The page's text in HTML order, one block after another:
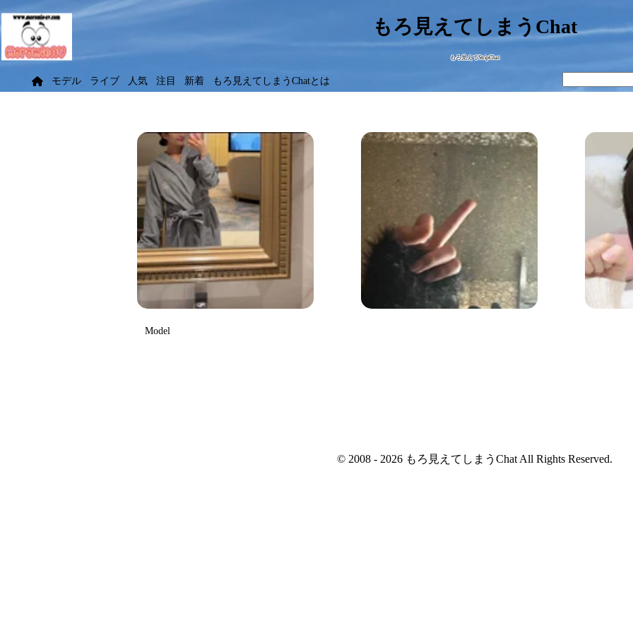
もろ見えてしまうChat
もろ見えてStripChat
モデル ライブ 人気 注目 新着 もろ見えてしまうChatとは
Model
© 2008 - 2026 もろ見えてしまうChat All Rights Reserved.